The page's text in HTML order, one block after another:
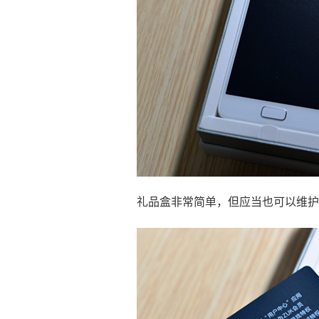
礼品盒非常简单，但应当也可以维